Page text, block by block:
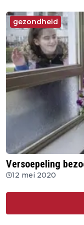
gezondheid
Versoepeling
12 mei 2020